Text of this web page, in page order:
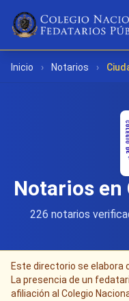
Inicio › Notarios ›
Notarios en
226 notarios
Este directorio se elabora
La presencia de un
afiliación al Colegio